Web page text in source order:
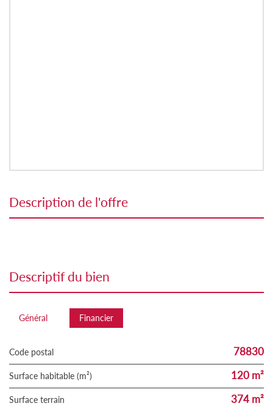
description de l'offre
descriptif du bien
Général Financier
Code postal 78830
Surface habitable (m²) 120 m²
surface terrain 374 m²